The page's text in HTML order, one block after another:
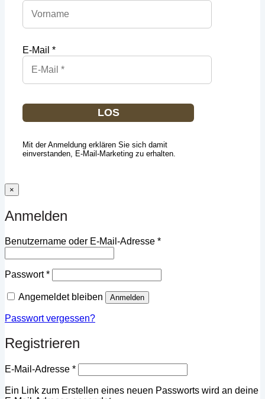
E-Mail *
LOS
Mit der Anmeldung erklären Sie sich damit
einverstanden, E-Mail-Marketing zu erhalten.
×
Anmelden
Benutzername oder E-Mail-Adresse *Erforderlich
Passwort*Erforderlich
Angemeldet bleiben Anmelden
Passwort vergessen?
Registrieren
E-Mail-Adresse *Erforderlich
Ein Link zum Erstellen eines neuen Passworts wird an deine